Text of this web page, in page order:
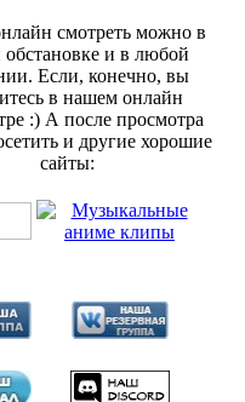
смотреть можно в
и в любой
Если, конечно, вы
в нашем онлайн
:) А после просмотра
и другие хорошие
сайты: